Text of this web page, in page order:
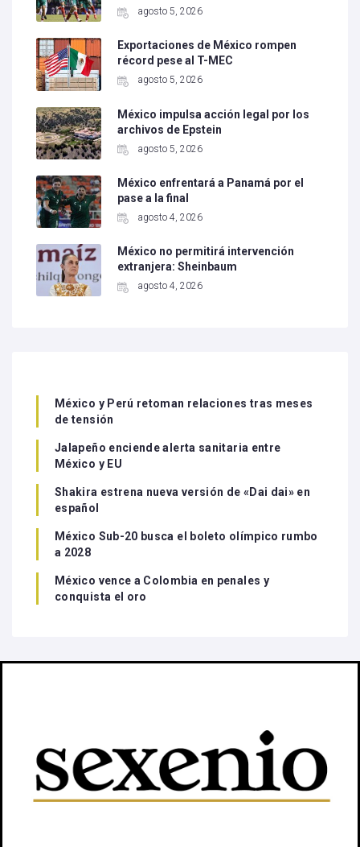
agosto 5, 2026
Exportaciones de México rompen
récord pese al T-MEC
agosto 5, 2026
México impulsa acción legal por los
archivos de Epstein
agosto 5, 2026
México enfrentará a Panamá por el
pase a la final
agosto 4, 2026
México no permitirá intervención
extranjera: Sheinbaum
agosto 4, 2026
México y Perú retoman relaciones tras meses
de tensión
Jalapeño enciende alerta sanitaria entre
México y EU
Shakira estrena nueva versión de «Dai dai» en
español
México Sub-20 busca el boleto olímpico rumbo
a 2028
México vence a Colombia en penales y
conquista el oro